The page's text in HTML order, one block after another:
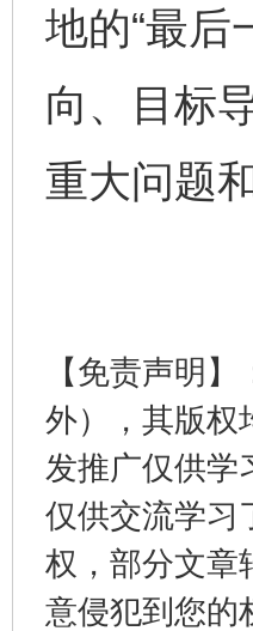
地的“最后
向、目标
重大问题
【免责声明
外），其版权
发推广仅供学
仅供交流学习
权，部分文章
意侵犯到您的
千年窑火 生生